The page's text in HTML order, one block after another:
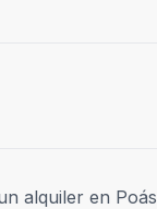
alquiler en Poás